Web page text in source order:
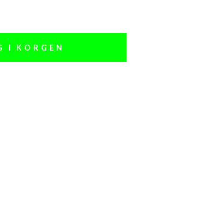
I KORGEN